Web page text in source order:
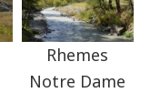
Rhemes
Notre Dame